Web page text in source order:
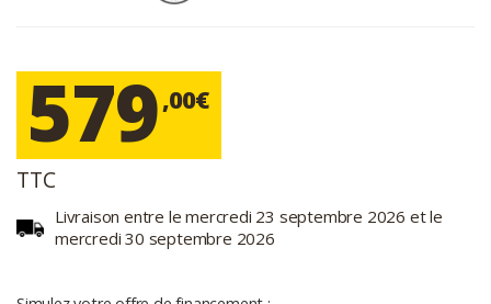
579,00€
TTC
Livraison entre le mercredi 23 septembre 2026 et le
mercredi 30 septembre 2026